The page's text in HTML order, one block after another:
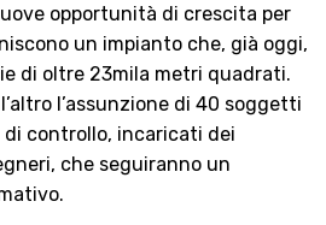
opportunità di crescita per
un impianto che, già oggi,
di oltre 23mila metri quadrati.
l’assunzione di 40 soggetti
controllo, incaricati dei
che seguiranno un